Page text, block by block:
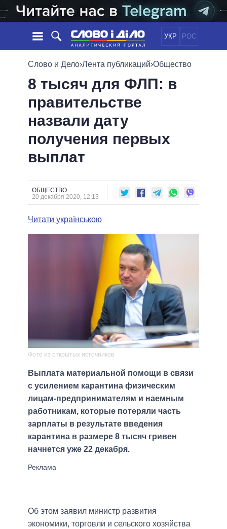
УКР РОС
НОВОСТИ
ЛЕНТА
СОБЫТИЯ
СТАТЬИ
ОБЗОРЫ
ДАЙДЖЕСТЫ
ПОЛИТИКА
ЭКОНОМИКА
ОБЩЕСТВО
МИР
ОБЕЩАНИЯ
ПОЛИТИКИ
ВСЕ ПОЛИТИКИ
ПРЕЗИДЕНТ И ОФИС
ВЕРХОВНАЯ РАДА
ГЛАВЫ ОБЛАДМИНИСТРАЦИЙ
МЭРЫ
ВСЕ ПЕРСОНЫ
ИНФОГРАФИКА
СРАВНЕНИЕ ПОЛИТИКОВ
Слово и Дело›Лента публикаций›Общество
8 тысяч для ФЛП: в
правительстве
назвали дату
получения первых
выплат
ОБЩЕСТВО
20 декабря 2020, 12:13
Читати українською
Фото из открытых источников
Выплата материальной помощи в связи
с усилением карантина физическим
лицам-предпринимателям и наемным
работникам, которые потеряли часть
зарплаты в результате введения
карантина в размере 8 тысяч гривен
начнется уже 22 декабря.
Об этом заявил министр развития
экономики, торговли и сельского хозяйства